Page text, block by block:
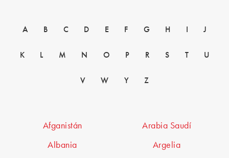
A B C D E F G H J
K L M N O P R S T U
V W Y Z
Afganistán
Albania
Arabia Saudí
Argelia